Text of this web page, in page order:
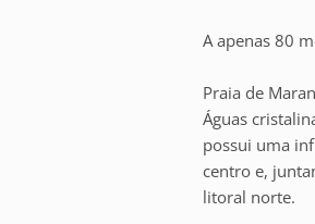
A apenas 80
Praia de
Águas
possui uma
centro e,
litoral norte.